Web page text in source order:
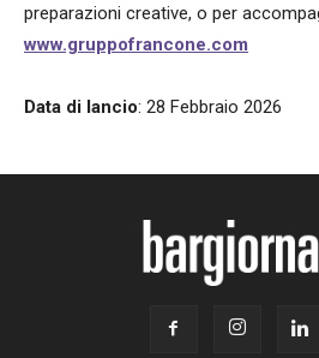
preparazioni creative, o per
www.gruppofrancone.com
Data di lancio: 28 Febbraio 2026